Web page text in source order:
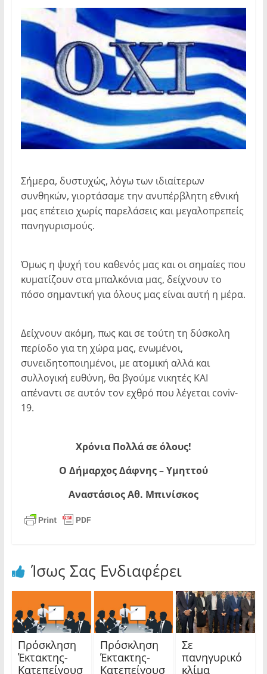
Σήμερα, δυστυχώς, λόγω των ιδιαίτερων
συνθηκών, γιορτάσαμε την ανυπέρβλητη εθνική
μας επέτειο χωρίς παρελάσεις και μεγαλοπρεπείς
πανηγυρισμούς.
Όμως η ψυχή του καθενός μας και οι σημαίες που
κυματίζουν στα μπαλκόνια μας, δείχνουν το
πόσο σημαντική για όλους μας είναι αυτή η μέρα.
Δείχνουν ακόμη, πως και σε τούτη τη δύσκολη
περίοδο για τη χώρα μας, ενωμένοι,
συνειδητοποιημένοι, με ατομική αλλά και
συλλογική ευθύνη, θα βγούμε νικητές ΚΑΙ
απέναντι σε αυτόν τον εχθρό που λέγεται coviv-
19.
Χρόνια Πολλά σε όλους!
Ο Δήμαρχος Δάφνης – Υμηττού
Αναστάσιος Αθ. Μπινίσκος
Ίσως Σας Ενδιαφέρει
Πρόσκληση
Έκτακτης-
Κατεπείγουσ
Πρόσκληση
Έκτακτης-
Κατεπείγουσ
Σε
πανηγυρικό
κλίμα